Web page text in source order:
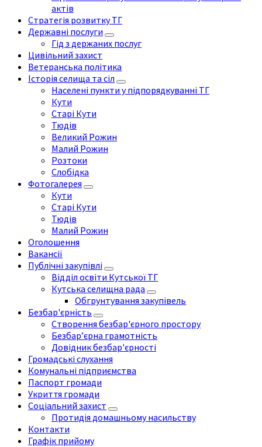
актів
Стратегія розвитку ТГ
Державні послуги
Гід з держаних послуг
Цивільний захист
Ветеранська політика
Історія селища та сіл
Населені пункти у підпорядкуванні ТГ
Кути
Старі Кути
Тюдів
Великий Рожин
Малий Рожин
Розтоки
Слобідка
Фотогалерея
Кути
Старі Кути
Тюдів
Малий Рожин
Оголошення
Вакансії
Публічні закупівлі
Відділ освіти Кутської ТГ
Кутська селищна рада
Обгрунтування закупівель
Безбар'єрність
Створення безбар'єрного простору
Безбар’єрна грамотність
Довідник безбар'єрності
Громадські слухання
Комунальні підприємства
Паспорт громади
Укриття громади
Соціальний захист
Протидія домашньому насильству
Контакти
Графік прийому